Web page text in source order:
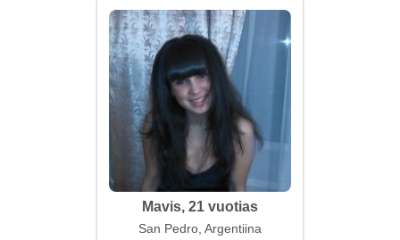
Mavis, 21 vuotias
San Pedro, Argentiina